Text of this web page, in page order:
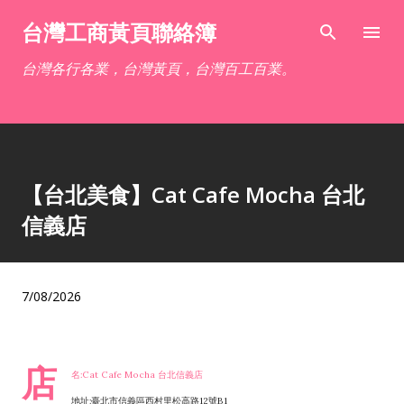
跳到主要內容
台灣工商黃頁聯絡簿
台灣各行各業，台灣黃頁，台灣百工百業。
【台北美食】Cat Cafe Mocha 台北
信義店
7/08/2026
店 名:Cat Cafe Mocha 台北信義店
地址:臺北市信義區西村里松高路12號B1